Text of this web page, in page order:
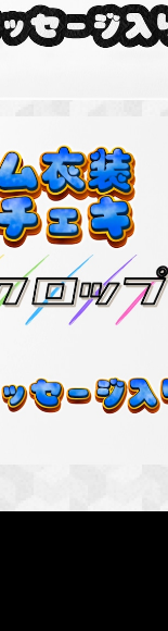
(サイン&メッセージ入
り)
OUT